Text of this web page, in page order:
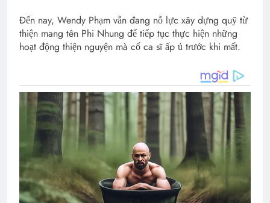
Đến nay, Wendy Phạm vẫn đang nỗ lực xây dựng quỹ từ
thiện mang tên Phi Nhung để tiếp tục thực hiện những
hoạt động thiện nguyện mà cố ca sĩ ấp ủ trước khi mất.